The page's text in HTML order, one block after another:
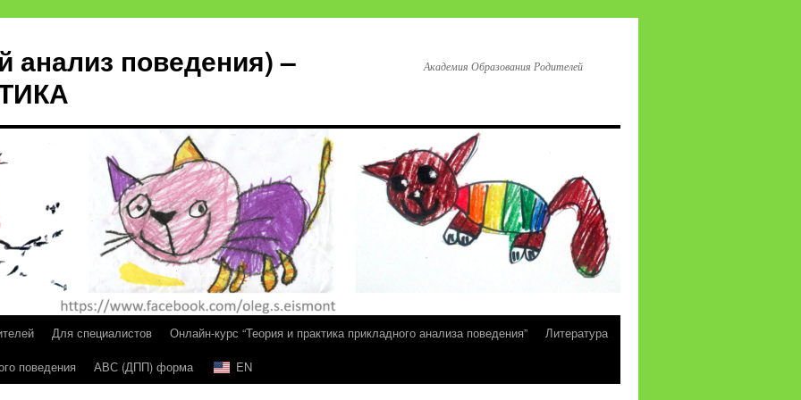
анализ поведения) –
Академия Образования Родителей
Для специалистов Онлайн-курс “Теория и практика прикладного анализа поведения”
Литература
поведения АВС (ДПП) форма EN